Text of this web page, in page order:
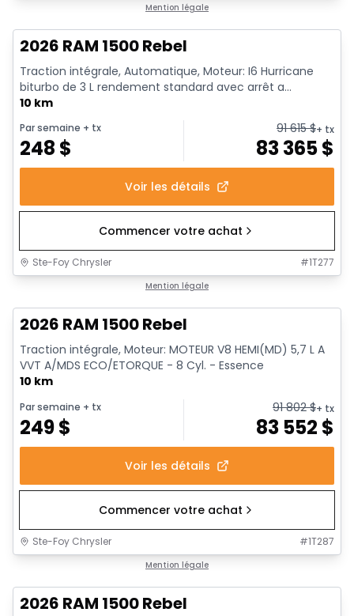
Mention légale
2026 RAM 1500 Rebel
Traction intégrale, Automatique, Moteur: I6 Hurricane
biturbo de 3 L rendement standard avec arrêt a...
10 km
Par semaine + tx
248 $
91 615$+ tx
83 365$
Voir les détails
Commencer votre achat
Ste-Foy Chrysler #1T277
Mention légale
2026 RAM 1500 Rebel
Traction intégrale, Moteur: MOTEUR V8 HEMI(MD) 5,7 L A
VVT A/MDS ECO/ETORQUE - 8 Cyl. - Essence
10 km
Par semaine + tx
249$
91 802$+ tx
83 552 $
Voir les détails
Commencer votre achat
Ste-Foy Chrysler #1T287
Mention légale
2026 RAM 1500 Rebel